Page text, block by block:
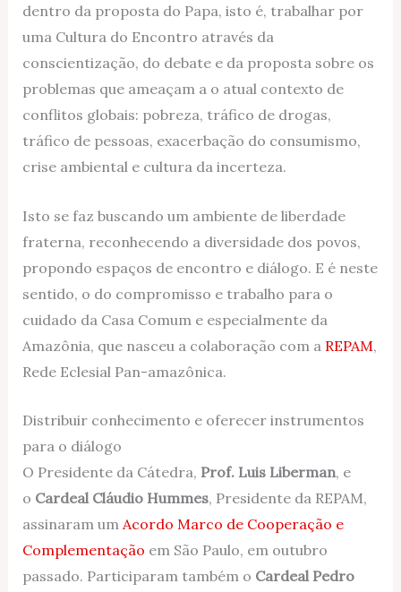
dentro da proposta do Papa, isto é, trabalhar por
uma Cultura do Encontro através da
conscientização, do debate e da proposta sobre os
problemas que ameaçam a o atual contexto de
conflitos globais: pobreza, tráfico de drogas,
tráfico de pessoas, exacerbação do consumismo,
crise ambiental e cultura da incerteza.
Isto se faz buscando um ambiente de liberdade
fraterna, reconhecendo a diversidade dos povos,
propondo espaços de encontro e diálogo. E é neste
sentido, o do compromisso e trabalho para o
cuidado da Casa Comum e especialmente da
Amazônia, que nasceu a colaboração com a REPAM,
Rede Eclesial Pan-amazônica.
Distribuir conhecimento e oferecer instrumentos
para o diálogo
O Presidente da Cátedra, Prof. Luis Liberman, e
o Cardeal Cláudio Hummes, Presidente da REPAM,
assinaram um Acordo Marco de Cooperação e
Complementação em São Paulo, em outubro
passado. Participaram também o Cardeal Pedro